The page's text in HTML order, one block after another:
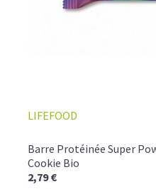
LIFEFOOD
Barre Protéinée Super
Cookie Bio
2,79 €